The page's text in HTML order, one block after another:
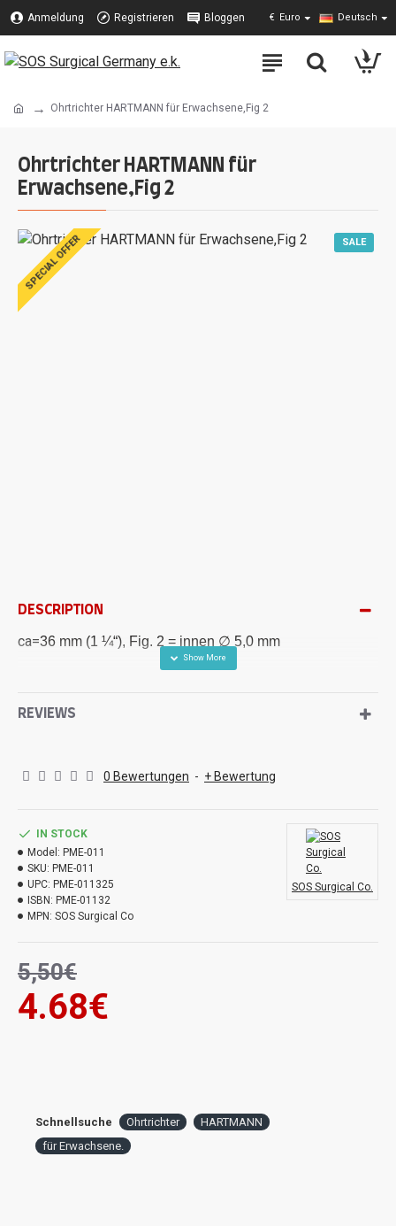
Anmeldung Registrieren Bloggen € Euro Deutsch
Ohrtrichter HARTMANN für Erwachsene,Fig 2
Ohrtrichter HARTMANN für
Erwachsene,Fig 2
SPECIAL OFFER SALE
DESCRIPTION
ca=36 mm (1 ¼“), Fig. 2 = innen ∅ 5,0 mm
REVIEWS
0 Bewertungen - + Bewertung
4.68€
5,50€
IN STOCK
Model: PME-011
SKU: PME-011
UPC: PME-011325
ISBN: PME-01132
MPN: SOS Surgical Co
SOS Surgical Co.
Schnellsuche Ohrtrichter
HARTMANN
für Erwachsene.